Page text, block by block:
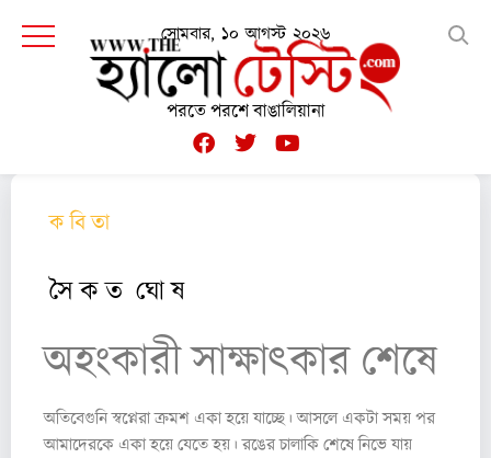
সোমবার, ১০ আগস্ট ২০২৬
পরতে পরশে বাঙালিয়ানা
ক বি তা
সৈ ক ত ঘো ষ
অহংকারী সাক্ষাৎকার শেষে
অতিবেগুনি স্বপ্নেরা ক্রমশ একা হয়ে যাচ্ছে। আসলে একটা সময় পর
আমাদেরকে একা হয়ে যেতে হয়। রঙের চালাকি শেষে নিভে যায়